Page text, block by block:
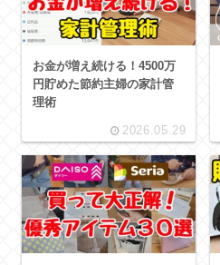
お金が増え続ける！4500万
円貯めた節約主婦の家計管
理術
2026.05.29